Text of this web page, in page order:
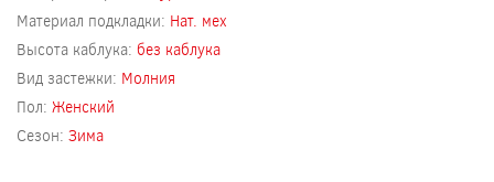
Материал подкладки: Нат. мех
Высота каблука: без каблука
Вид застежки: Молния
Пол: Женский
Сезон: Зима